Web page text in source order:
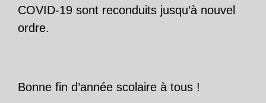
COVID-19 sont reconduits jusqu’à nouvel
ordre.
Bonne fin d’année scolaire à tous !